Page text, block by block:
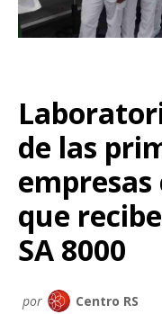
de las
que
SA 8000
por
Centro RS